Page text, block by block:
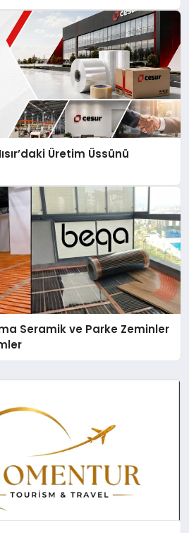
Üretim Üssünü
Seramik ve Parke Zeminler